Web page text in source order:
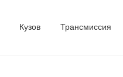
Кузов Трансмиссия